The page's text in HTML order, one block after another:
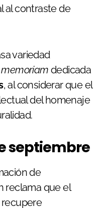
al contraste de
variedad
memoriam dedicada
, al considerar que el
del homenaje
septiembre
de
reclama que el